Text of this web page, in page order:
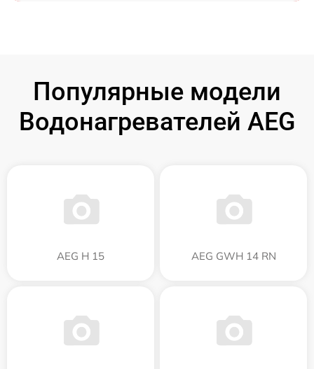
Популярные модели
Водонагревателей AEG
AEG H 15 AEG GWH 14 RN